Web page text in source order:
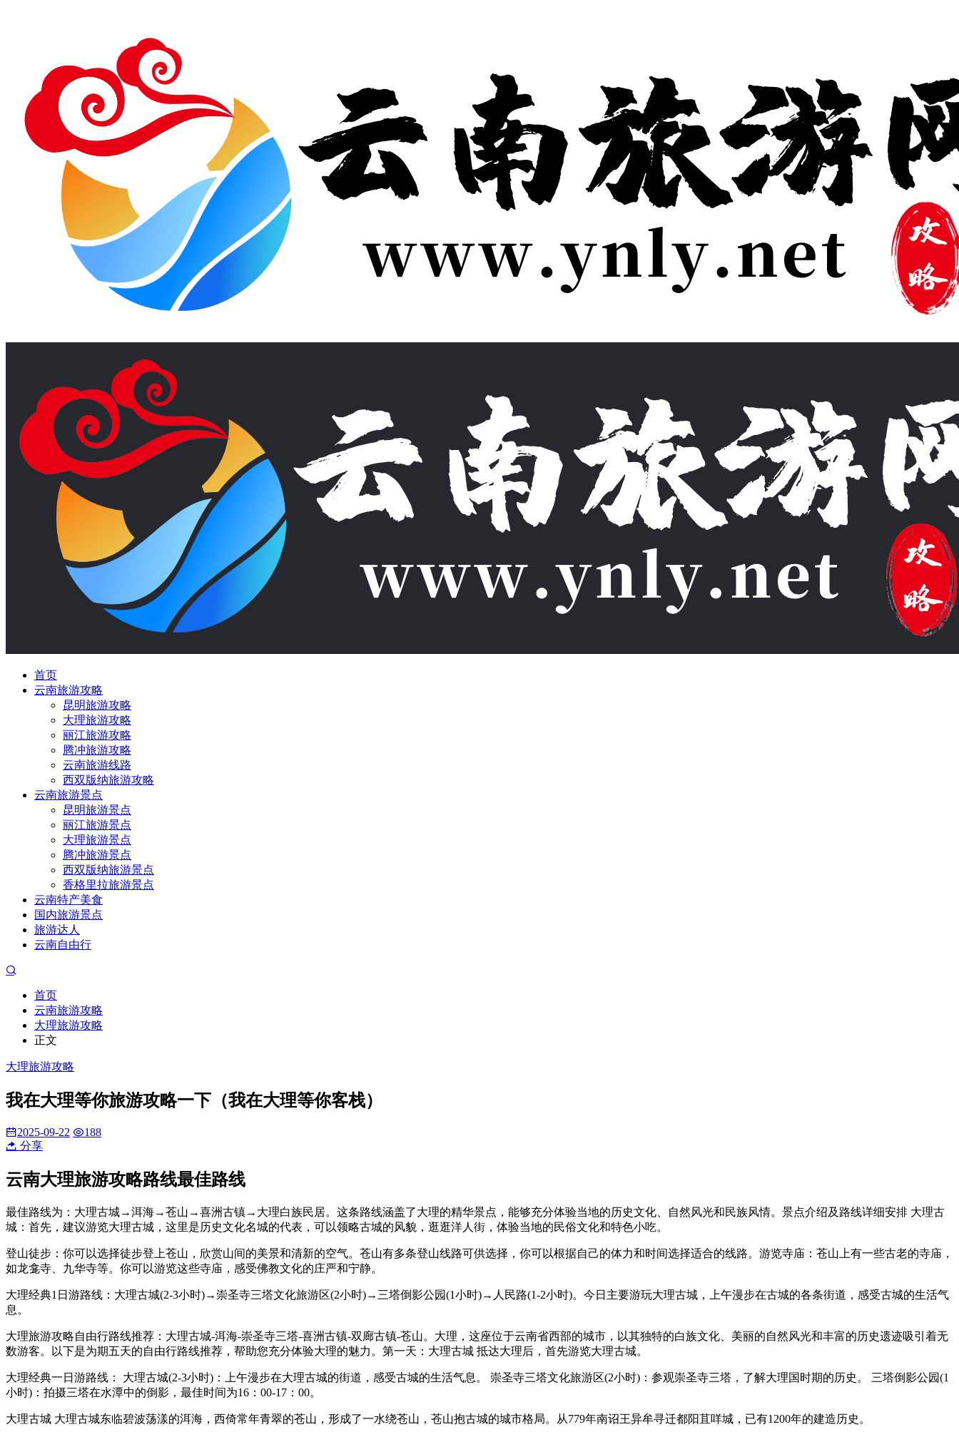
首页
云南旅游攻略
昆明旅游攻略
大理旅游攻略
丽江旅游攻略
腾冲旅游攻略
云南旅游线路
西双版纳旅游攻略
云南旅游景点
昆明旅游景点
丽江旅游景点
大理旅游景点
腾冲旅游景点
西双版纳旅游景点
香格里拉旅游景点
云南特产美食
国内旅游景点
旅游达人
云南自由行
首页
云南旅游攻略
大理旅游攻略
正文
大理旅游攻略
我在大理等你旅游攻略一下（我在大理等你客栈）
2025-09-22
188
分享
云南大理旅游攻略路线最佳路线
最佳路线为：大理古城→洱海→苍山→喜洲古镇→大理白族民居。这条路线涵盖了大理的精华景点，能够充分体验当地的历史文化、自然风光和民族风情。景点介绍及路线详细安排 大理古
城：首先，建议游览大理古城，这里是历史文化名城的代表，可以领略古城的风貌，逛逛洋人街，体验当地的民俗文化和特色小吃。
登山徒步：你可以选择徒步登上苍山，欣赏山间的美景和清新的空气。苍山有多条登山线路可供选择，你可以根据自己的体力和时间选择适合的线路。游览寺庙：苍山上有一些古老的寺庙，
如龙龛寺、九华寺等。你可以游览这些寺庙，感受佛教文化的庄严和宁静。
大理经典1日游路线：大理古城(2-3小时)→崇圣寺三塔文化旅游区(2小时)→三塔倒影公园(1小时)→人民路(1-2小时)。今日主要游玩大理古城，上午漫步在古城的各条街道，感受古城的生活气
息。
大理旅游攻略自由行路线推荐：大理古城-洱海-崇圣寺三塔-喜洲古镇-双廊古镇-苍山。大理，这座位于云南省西部的城市，以其独特的白族文化、美丽的自然风光和丰富的历史遗迹吸引着无
数游客。以下是为期五天的自由行路线推荐，帮助您充分体验大理的魅力。第一天：大理古城 抵达大理后，首先游览大理古城。
大理经典一日游路线： 大理古城(2-3小时)：上午漫步在大理古城的街道，感受古城的生活气息。 崇圣寺三塔文化旅游区(2小时)：参观崇圣寺三塔，了解大理国时期的历史。 三塔倒影公园(1
小时)：拍摄三塔在水潭中的倒影，最佳时间为16：00-17：00。
大理古城 大理古城东临碧波荡漾的洱海，西倚常年青翠的苍山，形成了一水绕苍山，苍山抱古城的城市格局。从779年南诏王异牟寻迁都阳苴咩城，已有1200年的建造历史。